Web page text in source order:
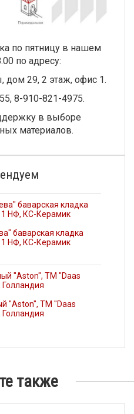
по пятницу в нашем
по адресу:
дом 29, 2 этаж, офис 1.
8-910-821-4975.
в выборе
материалов.
баварская кладка
1 НФ, КС-Керамик
"Aston", ТМ "Daas
Голландия
также